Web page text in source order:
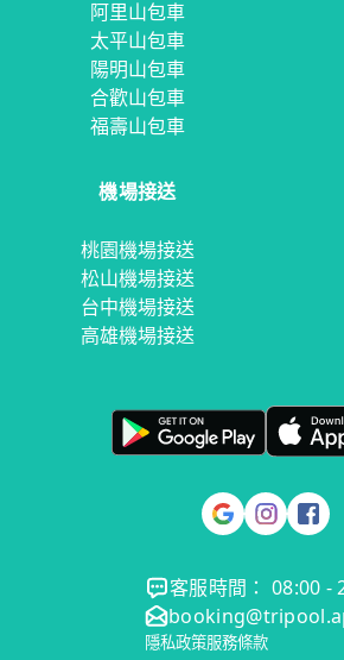
阿里山包車
太平山包車
陽明山包車
合歡山包車
福壽山包車
機場接送
桃園機場接送
松山機場接送
台中機場接送
高雄機場接送
客服時間： 08:00 -
隱私政策服務條款